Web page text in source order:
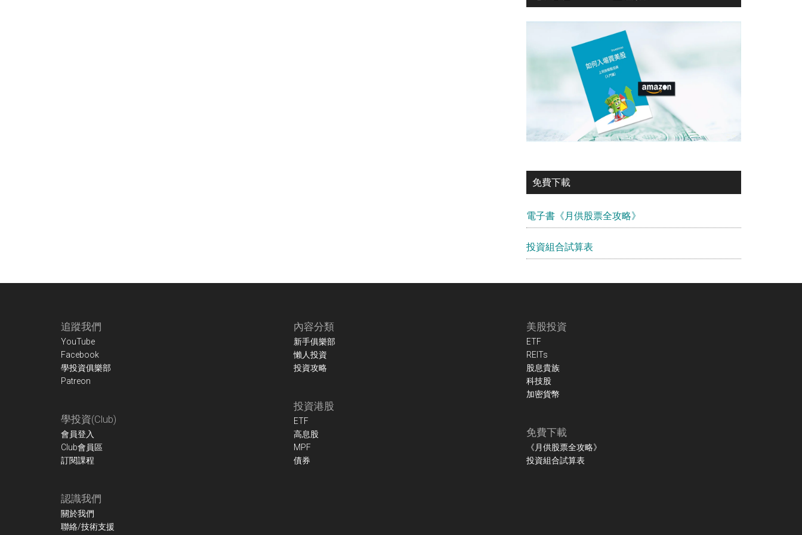
免費下載
電子書《月供股票全攻略》
投資組合試算表
追蹤我們
YouTube
Facebook
學投資俱樂部
Patreon
學投資(Club)
會員登入
Club會員區
訂閱課程
認識我們
關於我們
聯絡/技術支援
內容分類
新手俱樂部
懶人投資
投資攻略
投資港股
ETF
高息股
MPF
債券
美股投資
ETF
REITs
股息貴族
科技股
加密貨幣
免費下載
《月供股票全攻略》
投資組合試算表